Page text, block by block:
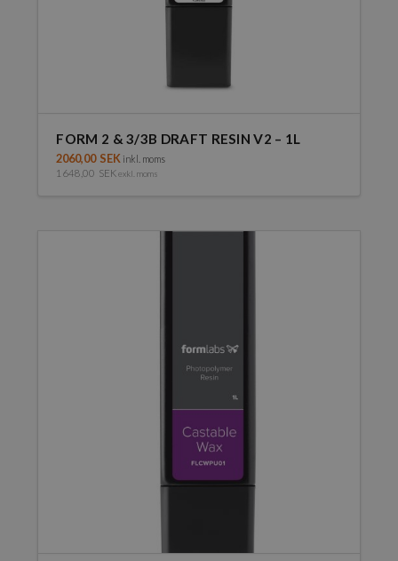
FORM 2 & 3/3B DRAFT RESIN V2 – 1L
2060,00 SEK inkl. moms
1648,00 SEK exkl. moms